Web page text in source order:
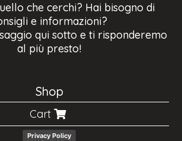
che cerchi? Hai bisogno di
e informazioni?
qui sotto e ti risponderemo
al più presto!
Shop
Cart
Privacy Policy